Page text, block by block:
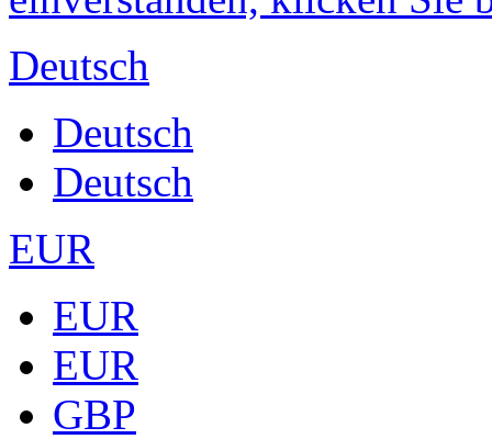
Deutsch
Deutsch
Deutsch
EUR
EUR
EUR
GBP